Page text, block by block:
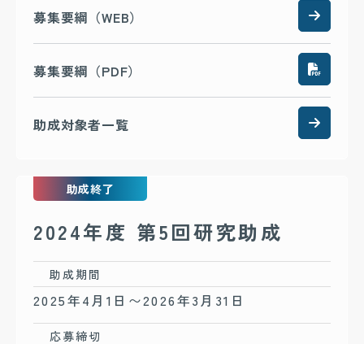
募集要綱（WEB）
募集要綱（PDF）
助成対象者一覧
助成終了
2024年度 第5回研究助成
助成期間
2025年4月1日〜2026年3月31日
応募締切